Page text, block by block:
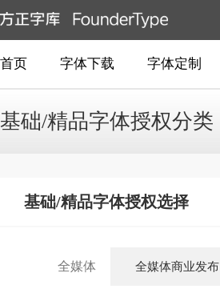
首页 字体下载 字体定制
基础/精品字体授权分类
基础/精品字体授权选择
全媒体 全媒体商业发布